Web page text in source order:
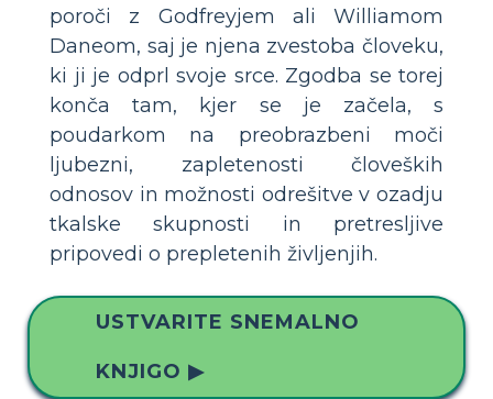
poroči z Godfreyjem ali Williamom
Daneom, saj je njena zvestoba človeku,
ki ji je odprl svoje srce. Zgodba se torej
konča tam, kjer se je začela, s
poudarkom na preobrazbeni moči
ljubezni, zapletenosti človeških
odnosov in možnosti odrešitve v ozadju
tkalske skupnosti in pretresljive
pripovedi o prepletenih življenjih.
USTVARITE SNEMALNO
KNJIGO ▶